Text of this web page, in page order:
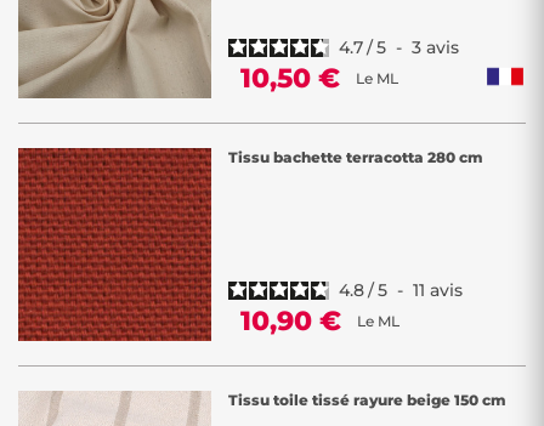
4.7/5 - 3 avis
10,50 € Le ML
Tissu bachette terracotta 280 cm
4.8/5 - 11 avis
10,90 € Le ML
Tissu toile tissé rayure beige 150 cm